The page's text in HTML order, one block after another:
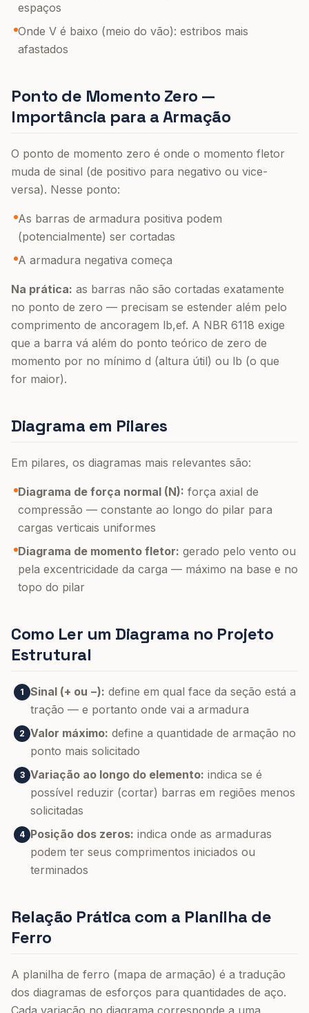
espaços
Onde V é baixo (meio do vão): estribos mais
afastados
Ponto de Momento Zero —
Importância para a Armação
O ponto de momento zero é onde o momento fletor
muda de sinal (de positivo para negativo ou vice-
versa). Nesse ponto:
As barras de armadura positiva podem
(potencialmente) ser cortadas
A armadura negativa começa
Na prática: as barras não são cortadas exatamente
no ponto de zero — precisam se estender além pelo
comprimento de ancoragem lb,ef. A NBR 6118 exige
que a barra vá além do ponto teórico de zero de
momento por no mínimo d (altura útil) ou lb (o que
for maior).
Diagrama em Pilares
Em pilares, os diagramas mais relevantes são:
Diagrama de força normal (N): força axial de
compressão — constante ao longo do pilar para
cargas verticais uniformes
Diagrama de momento fletor: gerado pelo vento ou
pela excentricidade da carga — máximo na base e no
topo do pilar
Como Ler um Diagrama no Projeto
Estrutural
1 Sinal (+ ou −): define em qual face da seção está a
tração — e portanto onde vai a armadura
2 Valor máximo: define a quantidade de armação no
ponto mais solicitado
3 Variação ao longo do elemento: indica se é
possível reduzir (cortar) barras em regiões menos
solicitadas
4 Posição dos zeros: indica onde as armaduras
podem ter seus comprimentos iniciados ou
terminados
Relação Prática com a Planilha de
Ferro
A planilha de ferro (mapa de armação) é a tradução
dos diagramas de esforços para quantidades de aço.
Cada variação no diagrama corresponde a uma